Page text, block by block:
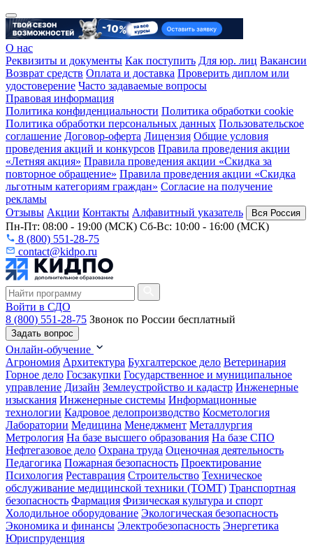
О нас
Реквизиты и документы Как поступить Для юр. лиц Вакансии
Возврат средств Оплата и доставка Проверить диплом или
удостоверение Часто задаваемые вопросы
Правовая информация
Политика конфиденциальности Политика обработки cookie
Политика обработки персональных данных Пользовательское
соглашение Договор-оферта Лицензия Общие условия
проведения акций и конкурсов Правила проведения акции
«Летняя акция» Правила проведения акции «Скидка за
повторное обращение» Правила проведения акции «Скидка
льготным категориям граждан» Согласие на получение
рекламы
Отзывы Акции Контакты Алфавитный указатель Вся Россия
Пн-Пт: 08:00 - 19:00 (МСК) Сб-Вс: 10:00 - 16:00 (МСК)
8 (800) 551-28-75
contact@kidpo.ru
Войти в СДО
8 (800) 551-28-75 Звонок по России бесплатный
Задать вопрос
Онлайн-обучение
Агрономия Архитектура Бухгалтерское дело Ветеринария
Горное дело Госзакупки Государственное и муниципальное
управление Дизайн Землеустройство и кадастр Инженерные
изыскания Инженерные системы Информационные
технологии Кадровое делопроизводство Косметология
Лаборатории Медицина Менеджмент Металлургия
Метрология На базе высшего образования На базе СПО
Нефтегазовое дело Охрана труда Оценочная деятельность
Педагогика Пожарная безопасность Проектирование
Психология Реставрация Строительство Техническое
обслуживание медицинской техники (ТОМТ) Транспортная
безопасность Фармация Физическая культура и спорт
Холодильное оборудование Экологическая безопасность
Экономика и финансы Электробезопасность Энергетика
Юриспруденция